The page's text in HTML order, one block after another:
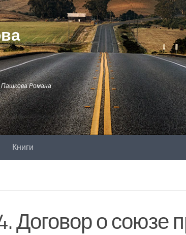
Пашкова Романа
Книги
Договор о союзе